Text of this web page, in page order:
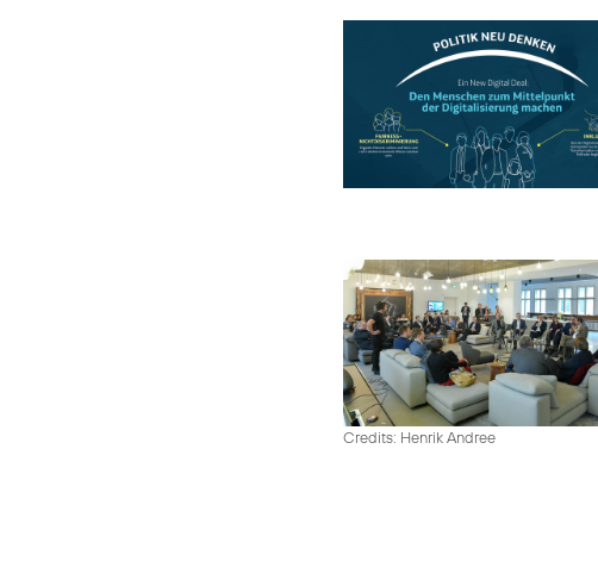
Credits: Henrik Andree